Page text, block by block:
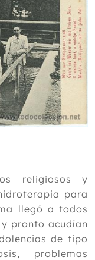
religiosos y
para
llegó a todos
pronto acudían
de tipo
problemas